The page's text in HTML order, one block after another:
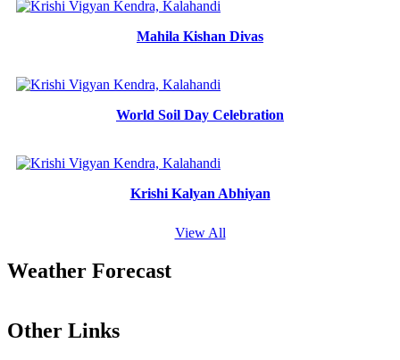
Mahila Kishan Divas
World Soil Day Celebration
Krishi Kalyan Abhiyan
View All
Weather Forecast
Other Links